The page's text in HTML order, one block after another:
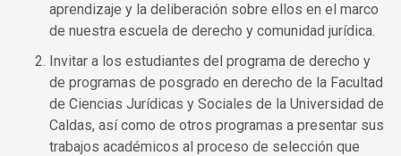
aprendizaje y la deliberación sobre ellos en el marco
de nuestra escuela de derecho y comunidad jurídica.
Invitar a los estudiantes del programa de derecho y
de programas de posgrado en derecho de la Facultad
de Ciencias Jurídicas y Sociales de la Universidad de
Caldas, así como de otros programas a presentar sus
trabajos académicos al proceso de selección que